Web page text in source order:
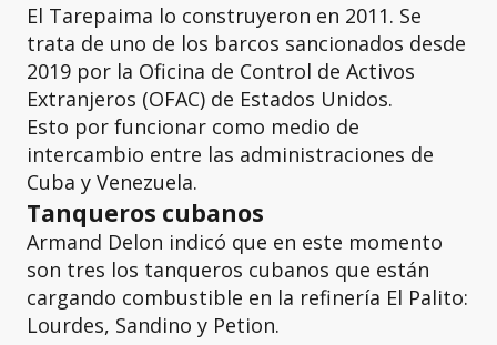
El Tarepaima lo construyeron en 2011. Se
trata de uno de los barcos sancionados desde
2019 por la Oficina de Control de Activos
Extranjeros (OFAC) de Estados Unidos.
Esto por funcionar como medio de
intercambio entre las administraciones de
Cuba y Venezuela.
Tanqueros cubanos
Armand Delon indicó que en este momento
son tres los tanqueros cubanos que están
cargando combustible en la refinería El Palito:
Lourdes, Sandino y Petion.